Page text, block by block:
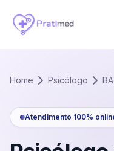
Home Psicólogo BA
Atendimento 100%